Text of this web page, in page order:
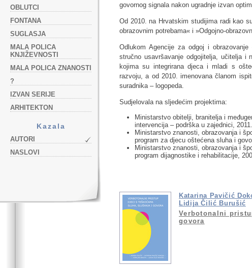
OBLUTCI
FONTANA
SUGLASJA
MALA POLICA
KNJIŽEVNOSTI
MALA POLICA ZNANOSTI
?
IZVAN SERIJE
ARHITEKTON
Kazala
AUTORI
NASLOVI
govornog signala nakon ugradnje izvan
Od 2010. na Hrvatskim studijima radi kao
obrazovnim potrebama« i »Odgojno-
Odlukom Agencije za odgoj i
stručno usavršavanje odgojitelja, učitelja i
kojima su integrirana djeca i mladi s
razvoju, a od 2010. imenovana članom
suradnika – logopeda.
Sudjelovala na sljedećim projektima:
Ministarstvo obitelji, branitelja i
intervencija – podrška u zajednici, 2011.
Ministarstvo znanosti, obrazovanja i
program za djecu oštećena sluha i
Ministarstvo znanosti, obrazovanja i
program dijagnostike i rehabilitacije,
Katarina Pavičić
Lidija Čilić Burušić
Verbotonalni
govora